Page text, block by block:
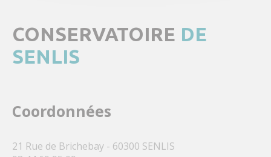
Images
CONSERVATOIRE DE
SENLIS
Coordonnées
21 Rue de Brichebay - 60300 SENLIS